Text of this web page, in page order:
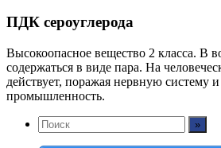
ПДК сероуглерода
Высокоопасное вещество 2 класса. В
содержаться в виде пара. На
действует, поражая нервную систему
промышленность.